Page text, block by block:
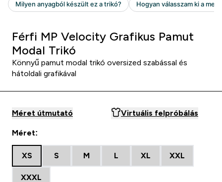
Férfi MP Velocity Grafikus Pamut
Modal Trikó
Könnyű pamut modal trikó oversized szabással és
hátoldali grafikával
Méret útmutató Virtuális felpróbálás
Méret:
XS S M L XL XXL
XXXL